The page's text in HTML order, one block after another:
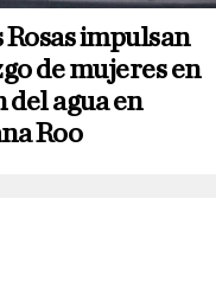
Rosas impulsan
de mujeres en
del agua en
Roo